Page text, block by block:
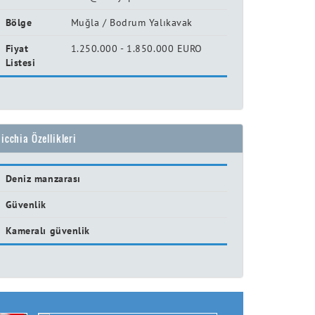
Bölge Muğla / Bodrum Yalıkavak
Fiyat
Listesi
1.250.000 - 1.850.000 EURO
Özellikleri
Deniz manzarası
Güvenlik
Kameralı güvenlik